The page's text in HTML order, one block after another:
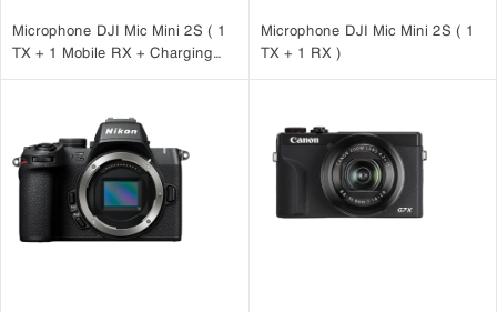
Microphone DJI Mic Mini 2S ( 1
TX + 1 Mobile RX + Charging
Microphone DJI Mic Mini 2S ( 1
TX + 1 RX )